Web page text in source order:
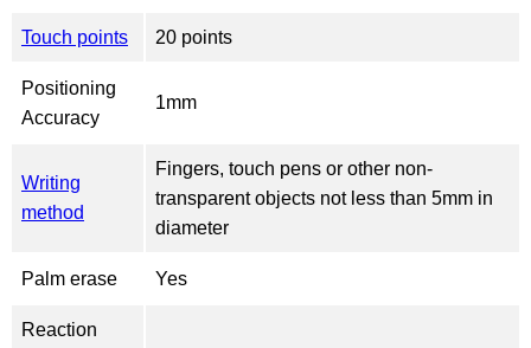
Touch points 20 points
Positioning
Accuracy
1mm
Writing
method
Fingers, touch pens or other non-
transparent objects not less than 5mm in
diameter
Palm erase Yes
Reaction